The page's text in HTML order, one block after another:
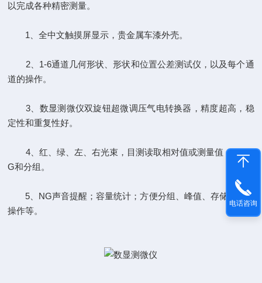
以完成各种精密测量。
1、全中文触摸屏显示，贵金属车漆外壳。
2、1-6通道几何形状、形状和位置公差测试仪，以及每个通
道的操作。
3、数显测微仪双旋钮超微调压气电转换器，精度超高，稳
定性和重复性好。
4、红、绿、左、右光束，目测读取相对值或测量值，OK/N
G和分组。
5、NG声音提醒；容量统计；方便分组、峰值、存储、数据
操作等。
电话咨询